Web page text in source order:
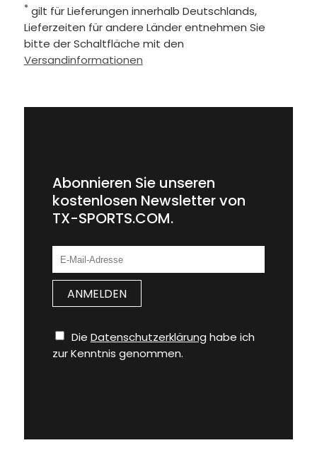
* gilt für Lieferungen innerhalb Deutschlands,
Lieferzeiten für andere Länder entnehmen Sie
bitte der Schaltfläche mit den
Versandinformationen
Abonnieren Sie unseren
kostenlosen Newsletter von
TX-SPORTS.COM.
Die Datenschutzerklärung habe ich
zur Kenntnis genommen.